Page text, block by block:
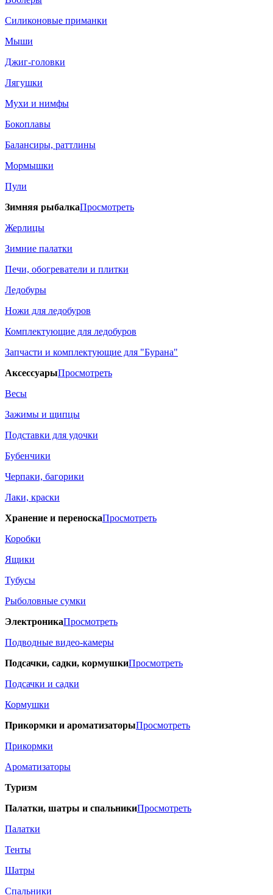
Силиконовые приманки
Мыши
Джиг-головки
Лягушки
Мухи и нимфы
Бокоплавы
Балансиры, раттлины
Мормышки
Пули
Зимняя рыбалкаПросмотреть
Жерлицы
Зимние палатки
Печи, обогреватели и плитки
Ледобуры
Ножи для ледобуров
Комплектующие для ледобуров
Запчасти и комплектующие для "Бурана"
АксессуарыПросмотреть
Весы
Зажимы и щипцы
Подставки для удочки
Бубенчики
Черпаки, багорики
Лаки, краски
Хранение и переноскаПросмотреть
Коробки
Ящики
Тубусы
Рыболовные сумки
ЭлектроникаПросмотреть
Подводные видео-камеры
Подсачки, садки, кормушкиПросмотреть
Подсачки и садки
Кормушки
Прикормки и ароматизаторыПросмотреть
Прикормки
Ароматизаторы
Туризм
Палатки, шатры и спальникиПросмотреть
Палатки
Тенты
Шатры
Спальники